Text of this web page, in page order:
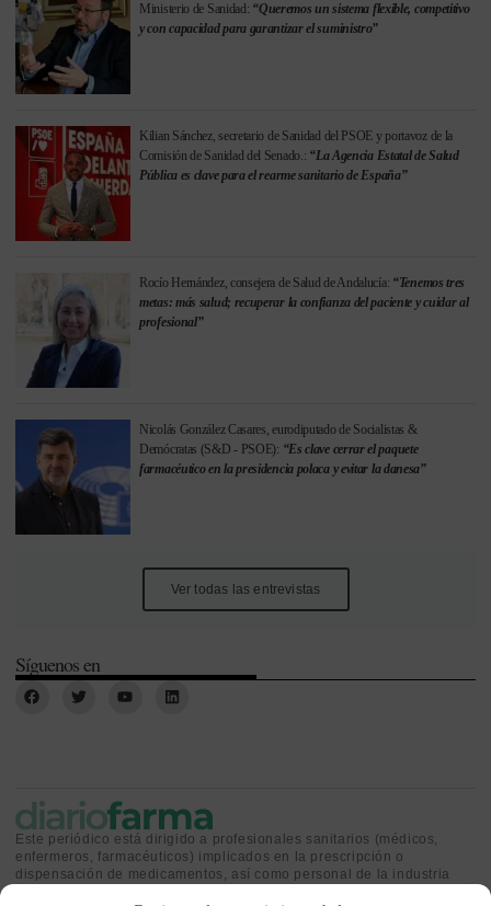
Ministerio de Sanidad: “Queremos un sistema flexible, competitivo
y con capacidad para garantizar el suministro”
Kilian Sánchez, secretario de Sanidad del PSOE y portavoz de la
Comisión de Sanidad del Senado.: “La Agencia Estatal de Salud
Pública es clave para el rearme sanitario de España”
Rocío Hernández, consejera de Salud de Andalucía: “Tenemos tres
metas: más salud; recuperar la confianza del paciente y cuidar al
profesional”
Nicolás González Casares, eurodiputado de Socialistas &
Demócratas (S&D - PSOE): “Es clave cerrar el paquete
farmacéutico en la presidencia polaca y evitar la danesa”
Ver todas las entrevistas
Síguenos en
Este periódico está dirigido a profesionales sanitarios (médicos,
enfermeros, farmacéuticos) implicados en la prescripción o
dispensación de medicamentos, así como personal de la industria